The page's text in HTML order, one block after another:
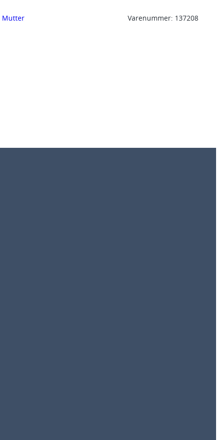
Mutter Varenummer: 137208